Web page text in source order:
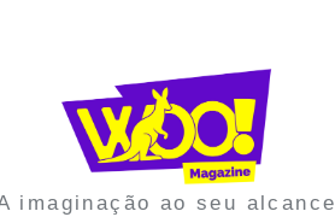
imaginação ao seu alcance